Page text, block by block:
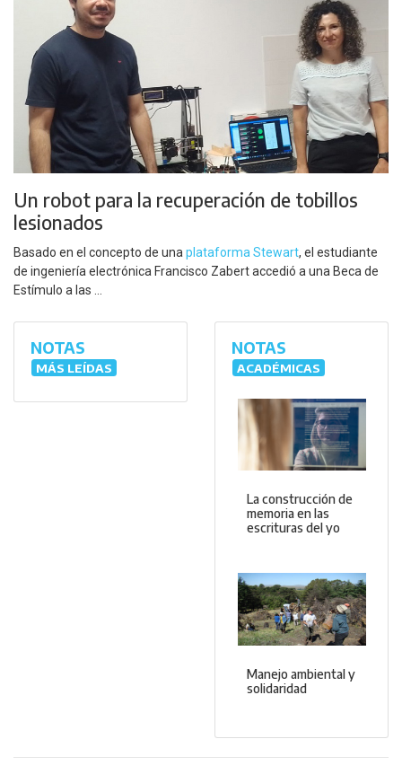
Un robot para la recuperación de tobillos
lesionados
Basado en el concepto de una plataforma Stewart, el estudiante
de ingeniería electrónica Francisco Zabert accedió a una Beca de
Estímulo a las ...
NOTAS
MÁS LEÍDAS
NOTAS
ACADÉMICAS
La construcción de
memoria en las
escrituras del yo
Manejo ambiental y
solidaridad